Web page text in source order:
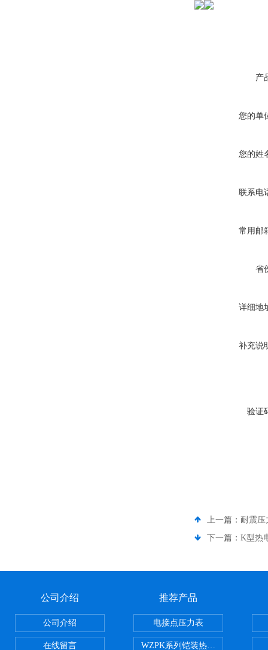
产
您的单
您的姓
联系电
常用邮
省
详细地
补充说
验证
上一篇： 耐震压
下一篇： K型热
公司介绍
公司介绍
在线留言
推荐产品
电接点压力表
WZPK系列铠装热电阻